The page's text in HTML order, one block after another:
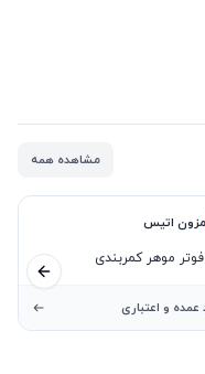
مشاهده همه
مزون اتیس
موهر کمربندی
عمده و اعتباری
اسلاید قبلی